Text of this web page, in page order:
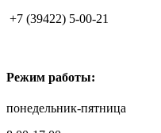
+7 (39422) 5-00-21
Режим работы:
понедельник-пятница